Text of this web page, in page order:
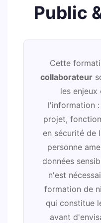
Public
Cette
collaborateur
les
l'information
projet,
en sécurité de
personne
données
n'est
formation de
qui constitue
avant